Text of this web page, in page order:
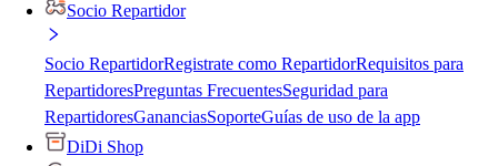
Socio Repartidor
Socio RepartidorRegistrate como RepartidorRequisitos para
RepartidoresPreguntas FrecuentesSeguridad para
RepartidoresGananciasSoporteGuías de uso de la app
DiDi Shop